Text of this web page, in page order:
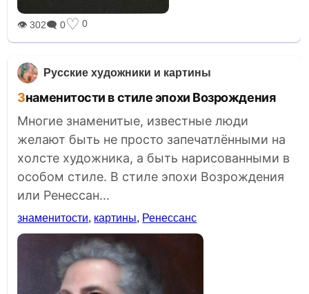
👁 302🗨 0♡ 0
Русские художники и картины
Знаменитости в стиле эпохи Возрождения
Многие знаменитые, известные люди
желают быть не просто запечатлёнными на
холсте художника, а быть нарисованными в
особом стиле. В стиле эпохи Возрождения
или Ренессан...
знаменитости, картины, Ренессанс